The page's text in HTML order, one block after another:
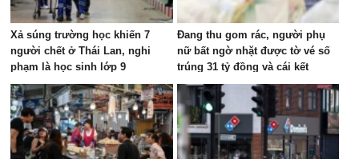
Xả súng trường học khiến 7
người chết ở Thái Lan, nghi
phạm là học sinh lớp 9
Đang thu gom rác, người phụ
nữ bất ngờ nhặt được tờ vé số
trúng 31 tỷ đồng và cái kết